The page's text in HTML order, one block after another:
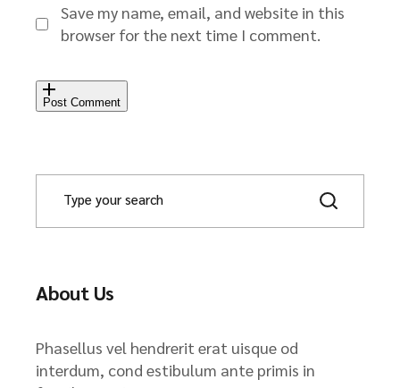
Save my name, email, and website in this
browser for the next time I comment.
Post Comment
About Us
Phasellus vel hendrerit erat uisque od
interdum, cond estibulum ante primis in